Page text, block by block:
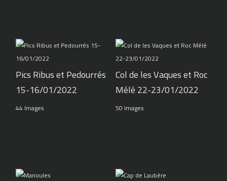
Pics Ribus et Pedourrés
15-16/01/2022
44 Images
Col de les Vaques et Roc
Mélé 22-23/01/2022
50 Images